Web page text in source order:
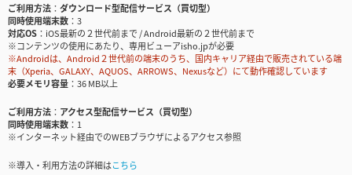
ご利用方法
ダウンロード型配信サービス（買切型）
同時使用端末数
3
対応OS
iOS最新の２世代前まで / Android最新の２世代前まで
※コンテンツの使用にあたり、専用ビューアisho.jpが必要
※Androidは、Android２世代前の端末のうち、国内キャリア経由で販売されている端
末（Xperia、GALAXY、AQUOS、ARROWS、Nexusなど）にて動作確認しています
必要メモリ容量
36 MB以上
ご利用方法
アクセス型配信サービス（買切型）
同時使用端末数
1
※インターネット経由でのWEBブラウザによるアクセス参照
※導入・利用方法の詳細はこちら